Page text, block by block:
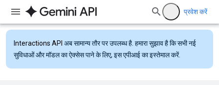
प्रवेश करें
Interactions API अब सामान्य तौर पर उपलब्ध है. हमारा सुझाव है कि सभी नई
सुविधाओं और मॉडल का ऐक्सेस पाने के लिए, इस एपीआई का इस्तेमाल करें.